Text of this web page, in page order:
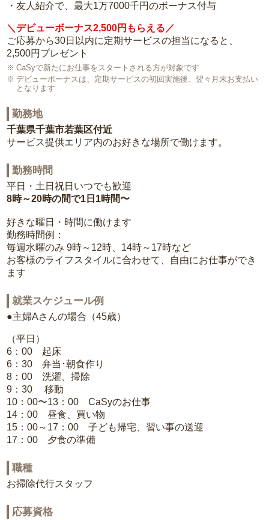
・友人紹介で、最大1万7000千円のボーナス付与
＼デビューボーナス2,500円もらえる／
ご応募から30日以内に定期サービスの担当になると、
2,500円プレゼント
CaSyで新たにお仕事をスタートされる方が対象です
デビューボーナスは、定期サービスの初回実施後、翌々月末お支払い
となります
勤務地
千葉県千葉市若葉区付近
サービス提供エリア内のお好きな場所で働けます。
勤務時間
平日・土日祝日いつでも歓迎
8時～20時の間で1日1時間〜
好きな曜日・時間に働けます
勤務時間例：
毎週水曜のみ 9時～12時、14時～17時など
お客様のライフスタイルに合わせて、自由にお仕事ができ
ます
就業スケジュール例
●主婦Aさんの場合（45歳）
（平日）
6：00 起床
6：30 弁当･朝食作り
8：00 洗濯、掃除
9：30 移動
10：00〜13：00 CaSyのお仕事
14：00 昼食、買い物
15：00～17：00 子ども帰宅、習い事の送迎
17：00 夕食の準備
職種
お掃除代行スタッフ
応募資格